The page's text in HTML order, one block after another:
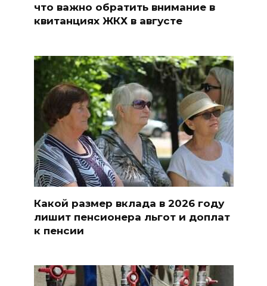
что важно обратить внимание в
квитанциях ЖКХ в августе
Какой размер вклада в 2026 году
лишит пенсионера льгот и доплат
к пенсии